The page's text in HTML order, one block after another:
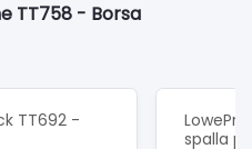
TT758 - Borsa
TT692 -
spalla